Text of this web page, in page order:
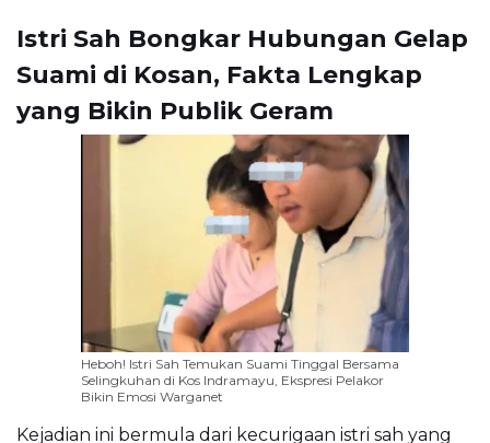
Istri Sah Bongkar Hubungan Gelap
Suami di Kosan, Fakta Lengkap
yang Bikin Publik Geram
Heboh! Istri Sah Temukan Suami Tinggal Bersama
Selingkuhan di Kos Indramayu, Ekspresi Pelakor
Bikin Emosi Warganet
Kejadian ini bermula dari kecurigaan istri sah yang